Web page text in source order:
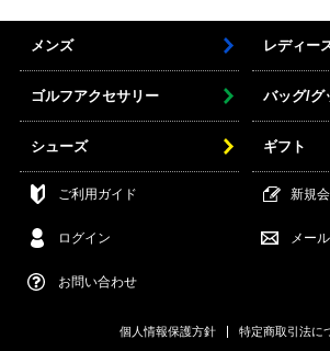
メンズ レディー
ゴルフアクセサリー バッグ/グ
シューズ ギフト
ご利用ガイド 新規
ログイン メー
お問い合わせ
個人情報保護方針 特定商取引法に